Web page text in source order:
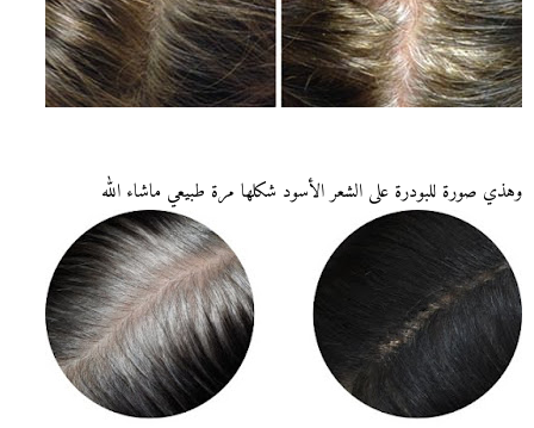
وهذي صورة للبودرة على الشعر الأسود شكلها مرة طبيعي ماشاء الله